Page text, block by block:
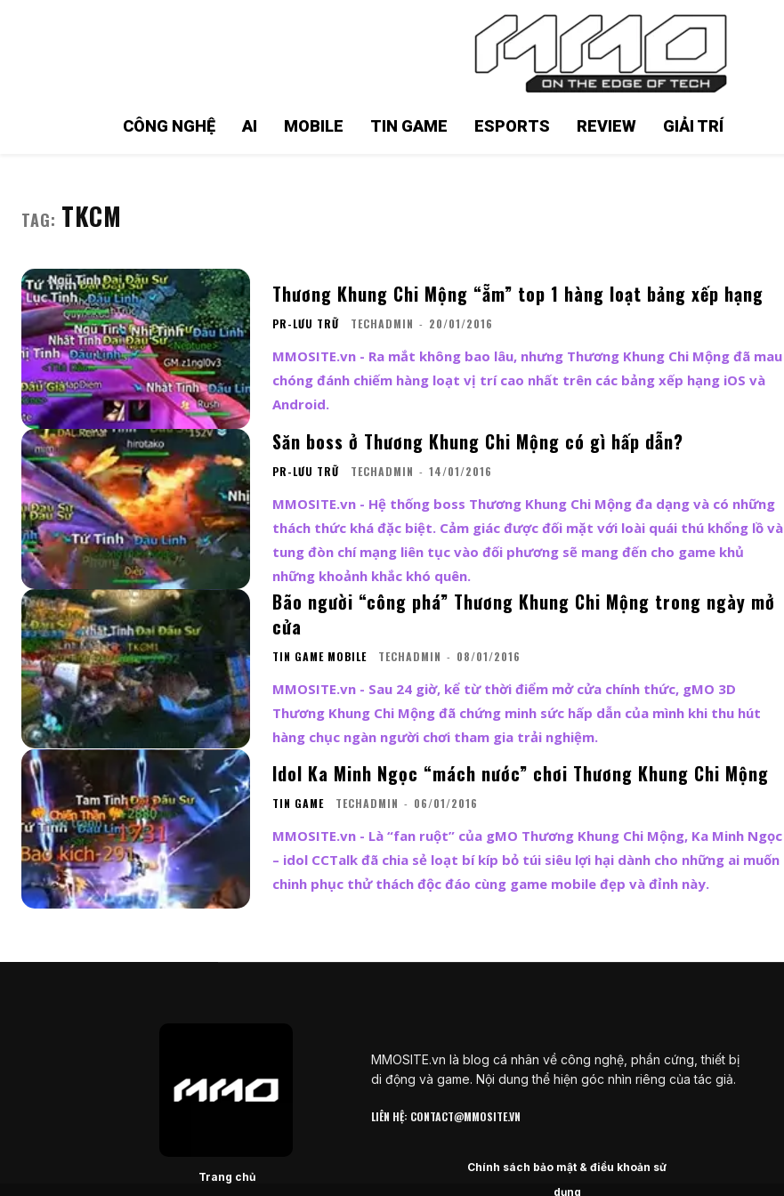
CÔNG NGHỆ AI MOBILE TIN GAME ESPORTS REVIEW GIẢI TRÍ
TAG: TKCM
Thương Khung Chi Mộng “ẵm” top 1 hàng loạt bảng xếp hạng
PR-LƯU TRỮ TECHADMIN - 20/01/2016
MMOSITE.vn - Ra mắt không bao lâu, nhưng Thương Khung Chi Mộng đã mau
chóng đánh chiếm hàng loạt vị trí cao nhất trên các bảng xếp hạng iOS và
Android.
Săn boss ở Thương Khung Chi Mộng có gì hấp dẫn?
PR-LƯU TRỮ TECHADMIN - 14/01/2016
MMOSITE.vn - Hệ thống boss Thương Khung Chi Mộng đa dạng và có những
thách thức khá đặc biệt. Cảm giác được đối mặt với loài quái thú khổng lồ và
tung đòn chí mạng liên tục vào đối phương sẽ mang đến cho game khủ
những khoảnh khắc khó quên.
Bão người “công phá” Thương Khung Chi Mộng trong ngày mở
cửa
TIN GAME MOBILE TECHADMIN - 08/01/2016
MMOSITE.vn - Sau 24 giờ, kể từ thời điểm mở cửa chính thức, gMO 3D
Thương Khung Chi Mộng đã chứng minh sức hấp dẫn của mình khi thu hút
hàng chục ngàn người chơi tham gia trải nghiệm.
Idol Ka Minh Ngọc “mách nước” chơi Thương Khung Chi Mộng
TIN GAME TECHADMIN - 06/01/2016
MMOSITE.vn - Là “fan ruột” của gMO Thương Khung Chi Mộng, Ka Minh Ngọc
– idol CCTalk đã chia sẻ loạt bí kíp bỏ túi siêu lợi hại dành cho những ai muốn
chinh phục thử thách độc đáo cùng game mobile đẹp và đỉnh này.
MMOSITE.vn là blog cá nhân về công nghệ, phần cứng, thiết bị
di động và game. Nội dung thể hiện góc nhìn riêng của tác giả.
LIÊN HỆ: CONTACT@MMOSITE.VN
Trang chủ
Chính sách bảo mật & điều khoản sử
dụng